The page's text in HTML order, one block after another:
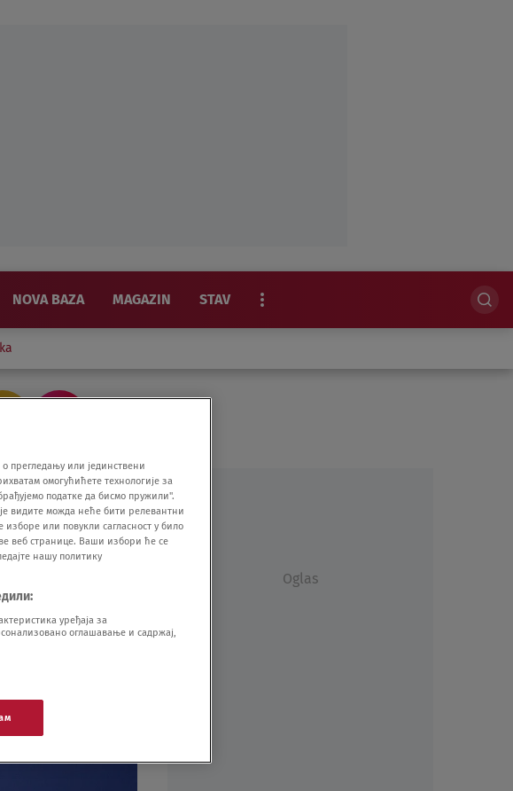
NOVA BAZA MAGAZIN STAV
Oglas
прегледању или јединствени
омогућићете технологије за
податке да бисмо пружили".
видите можда неће бити релевантни
или повукли сагласност у било
веб странице. Ваши избори ће се
нашу политику
уређаја за
оглашавање и садржај,